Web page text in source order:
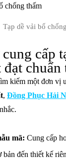
Tạp dề vải bố
cấp
đạt
kiếm một đơn vị
, Đồng Phục Hải
mã: Cung cấp
bản đến thiết kế